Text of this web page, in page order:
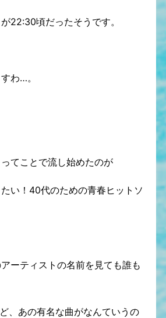
22:30頃だったそうです。
わ…。
てことで流し始めたのが
たい！40代のための青春ヒットソ
ーティストの名前を見ても誰も
、あの有名な曲がなんていうの